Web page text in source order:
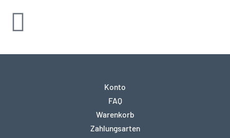
Konto
FAQ
Warenkorb
Zahlungsarten